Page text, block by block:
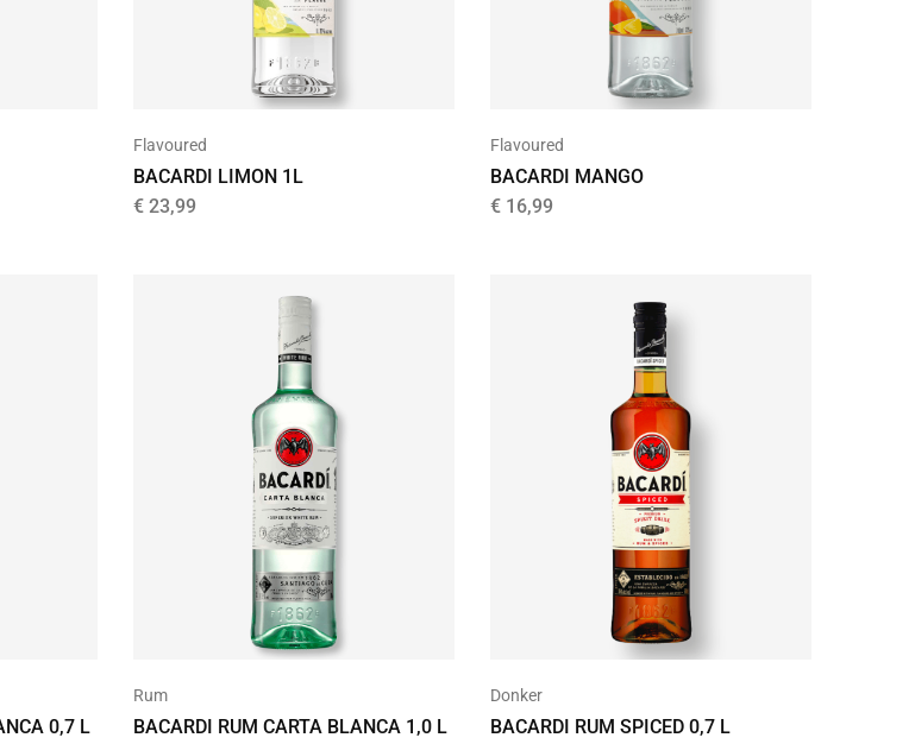
Flavoured
BACARDI LIMON 1L
€ 23,99
Flavoured
BACARDI MANGO
€ 16,99
0,7 L
Rum
BACARDI RUM CARTA BLANCA 1,0 L
Donker
BACARDI RUM SPICED 0,7 L